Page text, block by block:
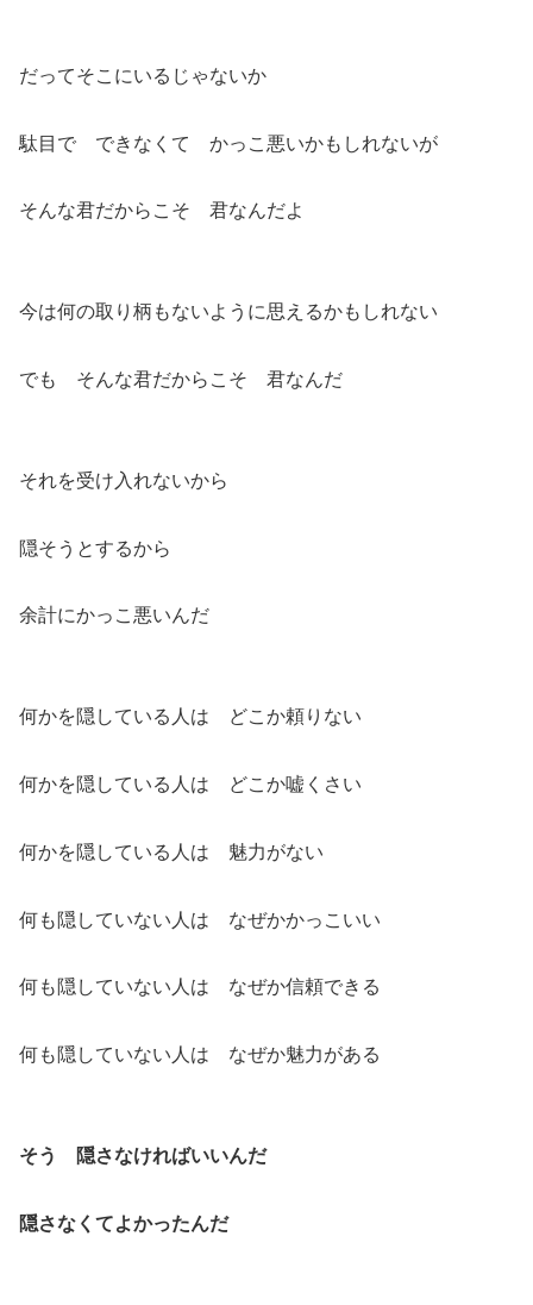
だってそこにいるじゃないか
駄目で できなくて かっこ悪いかもしれないが
そんな君だからこそ 君なんだよ
今は何の取り柄もないように思えるかもしれない
でも そんな君だからこそ 君なんだ
それを受け入れないから
隠そうとするから
余計にかっこ悪いんだ
何かを隠している人は どこか頼りない
何かを隠している人は どこか嘘くさい
何かを隠している人は 魅力がない
何も隠していない人は なぜかかっこいい
何も隠していない人は なぜか信頼できる
何も隠していない人は なぜか魅力がある
そう 隠さなければいいんだ
隠さなくてよかったんだ